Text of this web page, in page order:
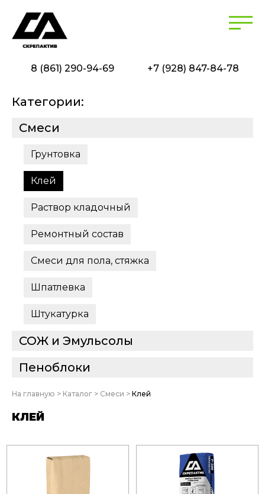
8 (861) 290-94-69 +7 (928) 847-84-78
Категории:
Смеси
Грунтовка
Клей
Раствор кладочный
Ремонтный состав
Смеси для пола, стяжка
Шпатлевка
Штукатурка
СОЖ и Эмульсолы
Пеноблоки
На главную > Каталог > Смеси > Клей
КЛЕЙ